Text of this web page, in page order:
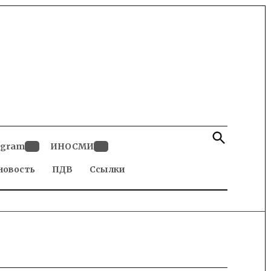
dropdown
ИНОСМИ
dropdown
ПДВ Ссылки
Open
Search